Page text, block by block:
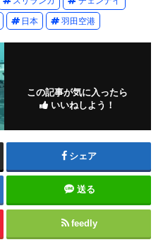
日本 羽田空港
この記事が気に入ったら
いいねしよう！
シェア
送る
feedly